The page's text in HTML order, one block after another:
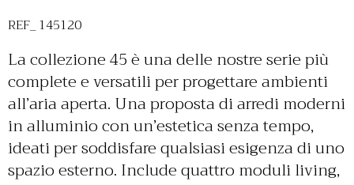
REF_ 145120
La collezione 45 è una delle nostre serie più
complete e versatili per progettare ambienti
all’aria aperta. Una proposta di arredi moderni
in alluminio con un’estetica senza tempo,
ideati per soddisfare qualsiasi esigenza di uno
spazio esterno. Include quattro moduli living,